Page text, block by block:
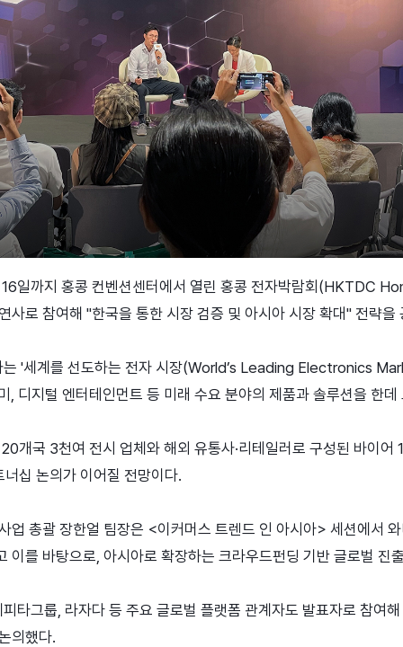
일까지 홍콩 컨벤션센터에서 열린 홍콩 전자박람회(HKTDC
사로 참여해 "한국을 통한 시장 검증 및 아시아 시장 확대" 전략을
'세계를 선도하는 전자 시장(World’s Leading Electronics
, 디지털 엔터테인먼트 등 미래 수요 분야의 제품과 솔루션을 한데
개국 3천여 전시 업체와 해외 유통사·리테일러로 구성된 바이어
너십 논의가 이어질 전망이다.
업 총괄 장한얼 팀장은 <이커머스 트렌드 인 아시아> 세션에서
이를 바탕으로, 아시아로 확장하는 크라우드펀딩 기반 글로벌 진
타그룹, 라자다 등 주요 글로벌 플랫폼 관계자도 발표자로 참여
의했다.